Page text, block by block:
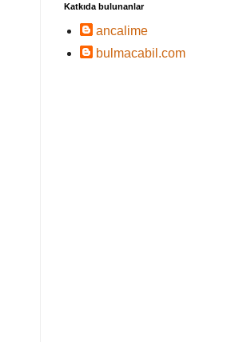
Katkıda bulunanlar
ancalime
bulmacabil.com